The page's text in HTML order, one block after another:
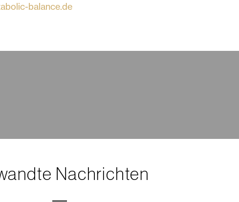
balance.de
Nachrichten